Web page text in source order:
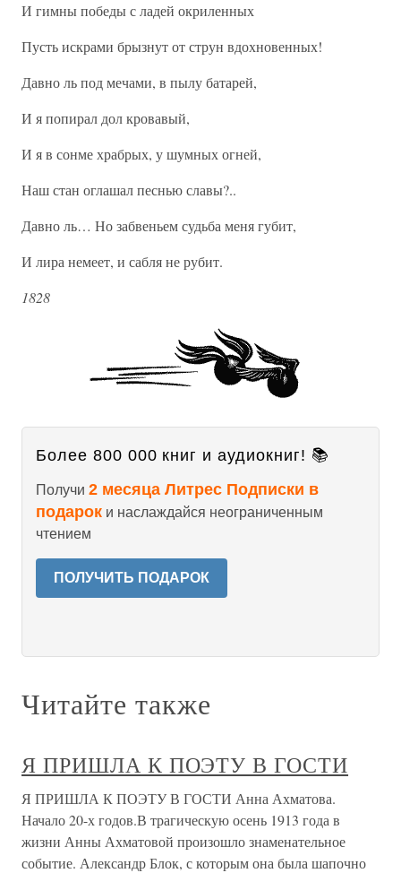
И гимны победы с ладей окриленных
Пусть искрами брызнут от струн вдохновенных!
Давно ль под мечами, в пылу батарей,
И я попирал дол кровавый,
И я в сонме храбрых, у шумных огней,
Наш стан оглашал песнью славы?..
Давно ль… Но забвеньем судьба меня губит,
И лира немеет, и сабля не рубит.
1828
Более 800 000 книг и аудиокниг! 📚
Получи 2 месяца Литрес Подписки в
подарок и наслаждайся неограниченным
чтением
ПОЛУЧИТЬ ПОДАРОК
Читайте также
Я ПРИШЛА К ПОЭТУ В ГОСТИ
Я ПРИШЛА К ПОЭТУ В ГОСТИ Анна Ахматова.
Начало 20-х годов.В трагическую осень 1913 года в
жизни Анны Ахматовой произошло знаменательное
событие. Александр Блок, с которым она была шапочно